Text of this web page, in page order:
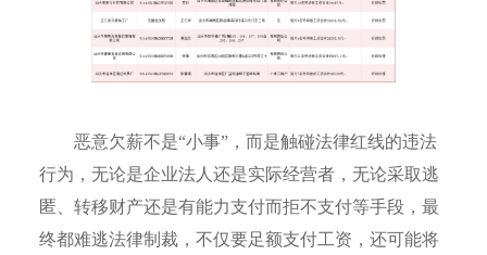
恶意欠薪不是“小事”，而是触碰法律红线的违法
行为，无论是企业法人还是实际经营者，无论采取逃
匿、 转移财产还是有能力支付而拒不支付等手段，最
终都难逃法律制裁，不仅要足额支付工资，还可能将